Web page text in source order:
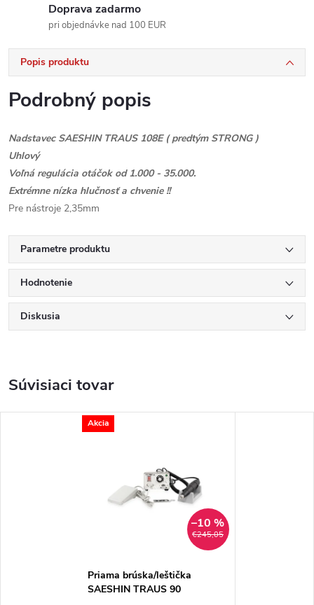
Doprava zadarmo
pri objednávke nad 100 EUR
Popis produktu
Podrobný popis
Nadstavec SAESHIN TRAUS 108E ( predtým STRONG )
Uhlový
Voľná regulácia otáčok od 1.000 - 35.000.
Extrémne nízka hlučnosť a chvenie !!
Pre nástroje 2,35mm
Parametre produktu
Hodnotenie
Diskusia
Súvisiaci tovar
Akcia
€245,05
–10 %
Priama brúska/leštička
SAESHIN TRAUS 90